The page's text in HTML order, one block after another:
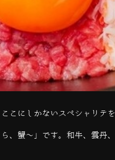
こにしかないスペシャリテを
蟹～」です。和牛、雲丹